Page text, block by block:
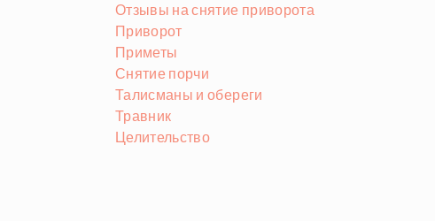
Отзывы на снятие приворота
Приворот
Приметы
Снятие порчи
Талисманы и обереги
Травник
Целительство